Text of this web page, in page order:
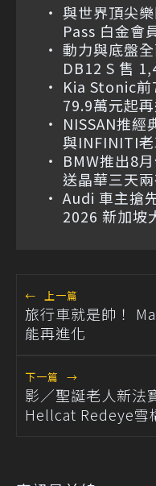
與世界頂尖
Pass 白金會
動力與底盤
DB12 S 售
Kia Stonic
79.9萬元起
NISSAN推
與INFINITI
BMW推出8
送晶華三天
Audi 車主搶
2026 新加坡
← 上一篇
旅行車就是帥！
能再進化
下一篇 →
影／聖誕老人新法
Hellcat Redeye雪